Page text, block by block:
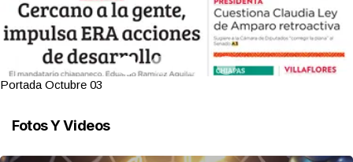
Portada Octubre 03
Fotos Y Videos